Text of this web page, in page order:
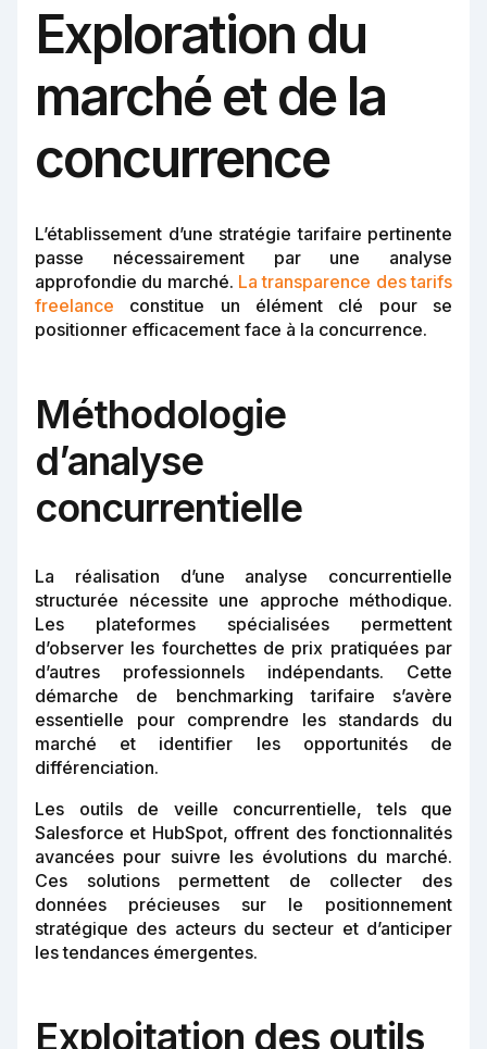
Exploration du
marché et de la
concurrence
L’établissement d’une stratégie tarifaire pertinente
passe nécessairement par une analyse
approfondie du marché. La transparence des tarifs
freelance constitue un élément clé pour se
positionner efficacement face à la concurrence.
Méthodologie
d’analyse
concurrentielle
La réalisation d’une analyse concurrentielle
structurée nécessite une approche méthodique.
Les plateformes spécialisées permettent
d’observer les fourchettes de prix pratiquées par
d’autres professionnels indépendants. Cette
démarche de benchmarking tarifaire s’avère
essentielle pour comprendre les standards du
marché et identifier les opportunités de
différenciation.
Les outils de veille concurrentielle, tels que
Salesforce et HubSpot, offrent des fonctionnalités
avancées pour suivre les évolutions du marché.
Ces solutions permettent de collecter des
données précieuses sur le positionnement
stratégique des acteurs du secteur et d’anticiper
les tendances émergentes.
Exploitation des outils